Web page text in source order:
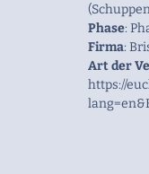
Phase:
Firma:
Art der
https://